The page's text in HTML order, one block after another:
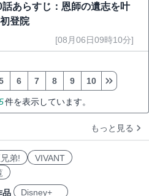
あらすじ：恩師の遺志を叶
登院
[08月06日09時10分]
件を表示しています。
6 7 8 9 10
もっと見る
弟!
VIVANT
品
Disney+